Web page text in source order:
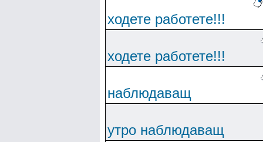
ходете работете!!!
ходете работете!!!
наблюдаващ
утро наблюдаващ